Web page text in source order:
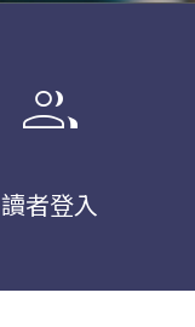
group
讀者登入